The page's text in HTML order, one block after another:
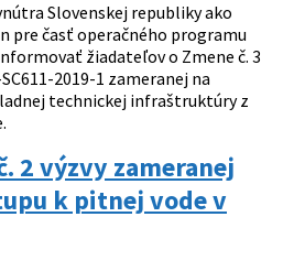
Slovenskej republiky ako
pre časť operačného programu
žiadateľov o Zmene č. 3
2019-1 zameranej na
technickej infraštruktúry z
2 výzvy zameranej
k pitnej vode v